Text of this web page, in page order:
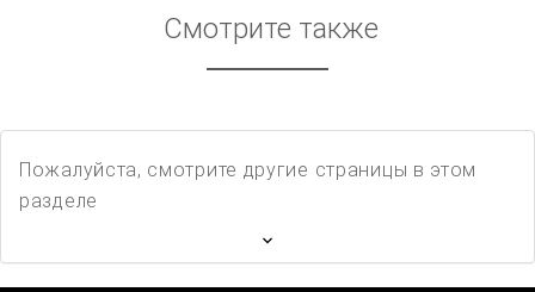
Смотрите также
Пожалуйста, смотрите другие страницы в этом
разделе